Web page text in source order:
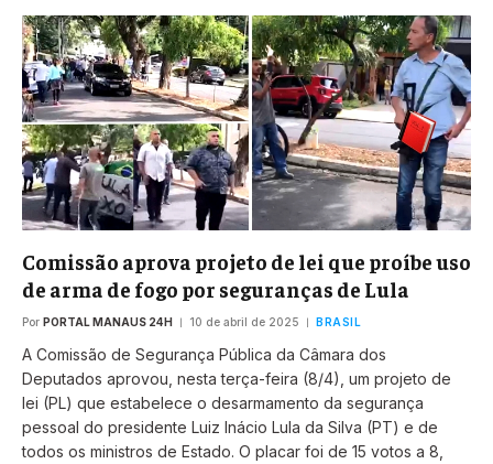
Comissão aprova projeto de lei que proíbe uso
de arma de fogo por seguranças de Lula
Por PORTAL MANAUS 24H 10 de abril de 2025 BRASIL
A Comissão de Segurança Pública da Câmara dos
Deputados aprovou, nesta terça-feira (8/4), um projeto de
lei (PL) que estabelece o desarmamento da segurança
pessoal do presidente Luiz Inácio Lula da Silva (PT) e de
todos os ministros de Estado. O placar foi de 15 votos a 8,